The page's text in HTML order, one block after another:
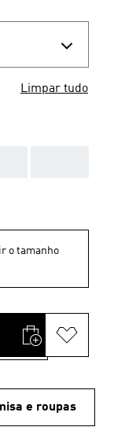
Limpar tudo
o tamanho
e roupas